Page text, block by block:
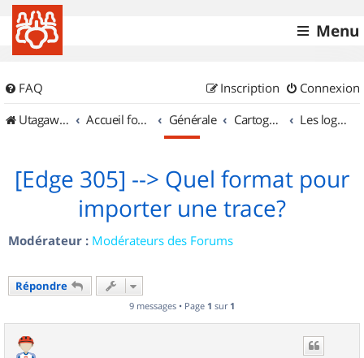
Menu
FAQ Connexion
Inscription
UtagawaVTT (Randos VTT et VTTAE avec traces GPS)
Accueil forum Générale Cartographie et GPS Les logiciels
[Edge 305] --> Quel format pour
importer une trace?
Modérateur : Modérateurs des Forums
Répondre
9 messages • Page 1 sur 1